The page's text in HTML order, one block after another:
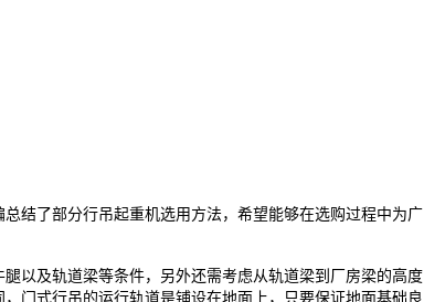
结了部分行吊起重机选用方法，希望能够在选购过程中为广
以及轨道梁等条件，另外还需考虑从轨道梁到厂房梁的高度
门式行吊的运行轨道是铺设在地面上，只要保证地面基础良